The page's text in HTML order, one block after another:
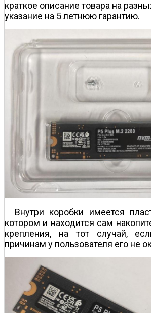
краткое описание товара на
указание на 5 летнюю гарантию.
Внутри коробки имеется
котором и находится сам
крепления, на тот случай,
причинам у пользователя его не